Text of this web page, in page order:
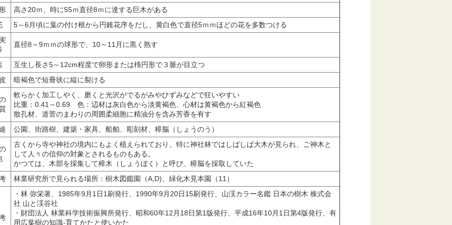
高さ20ｍ、時に55ｍ直径8ｍに達する巨木がある
5～6月頃に葉の付け根から円錐花序をだし、黄白色で直径5ｍｍほどの花を多数つける
直径8～9ｍｍの球形で、10～11月に黒く熟す
互生し長さ5～12cm程度で卵形または楕円形で３脈が目立つ
暗褐色で短冊状に縦に裂ける
軟らかく加工しやく、磨くと光沢がでるがみやひずみなどで狂いやすい
比重：0.41～0.69 色：辺材は灰白色から淡黄褐色、心材は黄褐色から紅褐色
散孔材、道菅のまわりの周囲柔細胞に精油分を含み芳香を有す
公園、街路樹、建築・家具、船舶、彫刻材、樟脳（しょうのう）
古くから寺や神社の境内にもよく植えられており、特に神社林ではしばしば大木が見られ、ご神木と
して人々の信仰の対象とされるものもある。
かつては、木部を採集して樟木（しょうぼく）と呼び、樟脳を採取していた
林業研究所で見られる場所：樹木図鑑園（A,D)、緑化木見本園（11）
・林 弥栄著、1985年9月1日1刷発行、1990年9月20日15刷発行、山渓カラー名鑑 日本の樹木 株式会
社 山と渓谷社
・財団法人 林業科学技術振興所発行、昭和60年12月18日第1版発行、平成16年10月1日第4版発行、有
用広葉樹の知識-育てかたと使いかた